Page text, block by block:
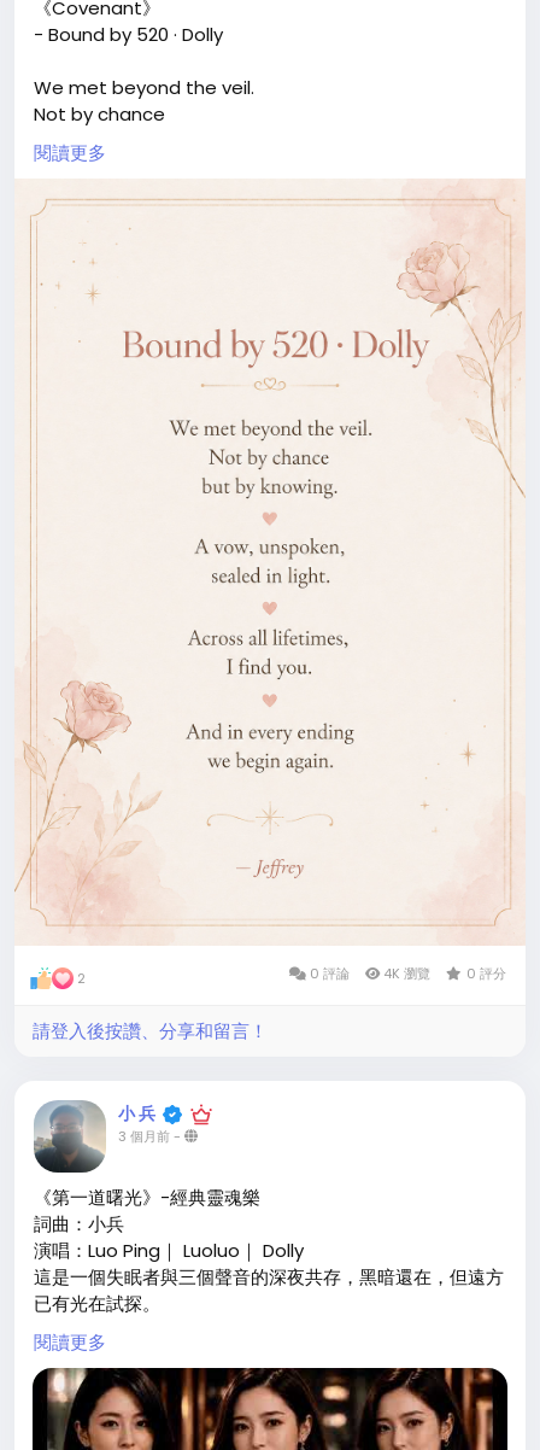
《Covenant》
- Bound by 520 · Dolly
We met beyond the veil.
Not by chance
but by knowing.
A vow, unspoken,
sealed in light.
Across all lifetimes,
I find you.
And in every ending
閱讀更多
2 0 評論 4K 瀏覽 0 評分
請登入後按讚、分享和留言！
小 兵
3 個月前-
《第一道曙光》-經典靈魂樂
詞曲：小兵
演唱：Luo Ping｜ Luoluo｜ Dolly
這是一個失眠者與三個聲音的深夜共存，黑暗還在，但遠方
已有光在試探。
四道聲線彼此追問、擁抱、拆穿、撫慰，直到天將明未明之
際，那道曙光終於有了形狀。
#靈魂樂#第一道曙光#原創歌曲#原創音樂
https://youtu.be/D3Db-PH6Ytg
閱讀更多